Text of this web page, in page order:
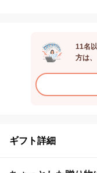
11名
方は
ギフト詳細